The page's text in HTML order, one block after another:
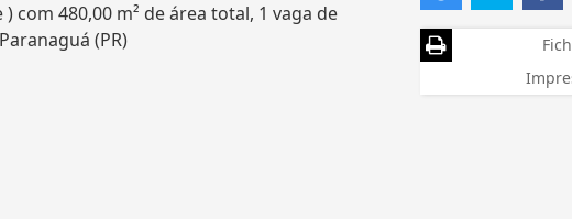
com 480,00 m² de área total, 1 vaga de
(PR)